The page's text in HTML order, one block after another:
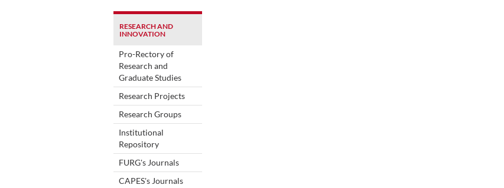
RESEARCH AND
INNOVATION
Pro-Rectory of
Research and
Graduate Studies
Research Projects
Research Groups
Institutional
Repository
FURG's Journals
CAPES's Journals